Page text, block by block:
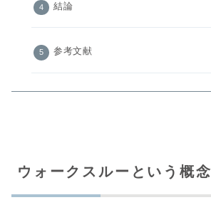
結論
参考文献
ウォークスルーという概念